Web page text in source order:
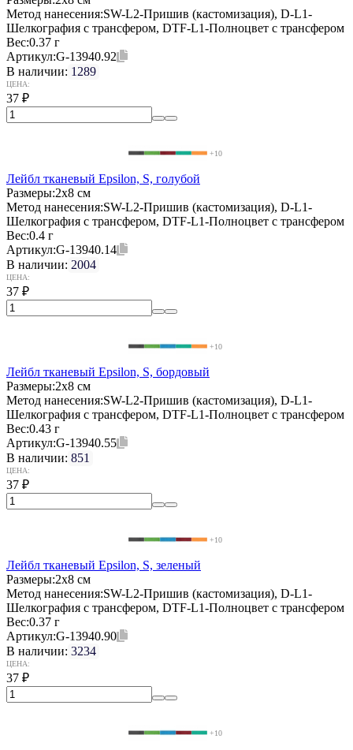
Метод нанесения:SW-L2-Пришив (кастомизация), D-L1-
Шелкография с трансфером, DTF-L1-Полноцвет с трансфером
Вес:0.37 г
Артикул:G-13940.92
В наличии: 1289
ЦЕНА:
37 ₽
+10
Лейбл тканевый Epsilon, S, голубой
Размеры:2х8 см
Метод нанесения:SW-L2-Пришив (кастомизация), D-L1-
Шелкография с трансфером, DTF-L1-Полноцвет с трансфером
Вес:0.4 г
Артикул:G-13940.14
В наличии: 2004
ЦЕНА:
37 ₽
+10
Лейбл тканевый Epsilon, S, бордовый
Размеры:2х8 см
Метод нанесения:SW-L2-Пришив (кастомизация), D-L1-
Шелкография с трансфером, DTF-L1-Полноцвет с трансфером
Вес:0.43 г
Артикул:G-13940.55
В наличии: 851
ЦЕНА:
37 ₽
+10
Лейбл тканевый Epsilon, S, зеленый
Размеры:2х8 см
Метод нанесения:SW-L2-Пришив (кастомизация), D-L1-
Шелкография с трансфером, DTF-L1-Полноцвет с трансфером
Вес:0.37 г
Артикул:G-13940.90
В наличии: 3234
ЦЕНА:
37 ₽
+10